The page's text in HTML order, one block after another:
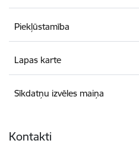
Piekļūstamība
Lapas karte
Sīkdatņu izvēles maiņa
Kontakti